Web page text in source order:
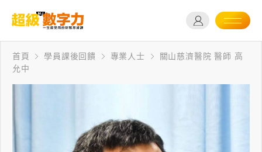
首頁 學員課後回饋 專業人士
關山慈濟醫院 醫師 高
允中